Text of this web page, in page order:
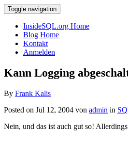
Toggle navigation
InsideSQL.org Home
Blog Home
Kontakt
Anmelden
Kann Logging
By Frank Kalis
Posted on Jul 12, 2004 von admin in
Nein, und das ist auch gut so!